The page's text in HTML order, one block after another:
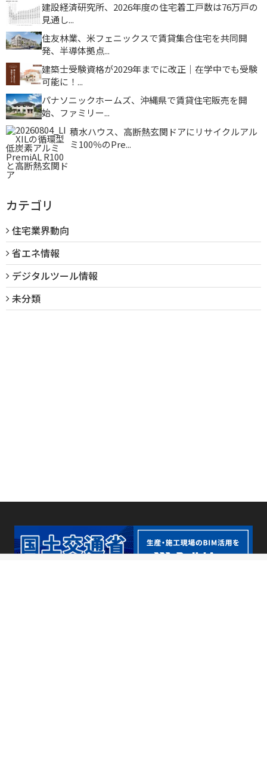
建設経済研究所、2026年度の住宅着工戸数は76万戸の
見通し...
住友林業、米フェニックスで賃貸集合住宅を共同開
発、半導体拠点...
建築士受験資格が2029年までに改正｜在学中でも受験
可能に！...
パナソニックホームズ、沖縄県で賃貸住宅販売を開
始、ファミリー...
積水ハウス、高断熱玄関ドアにリサイクルアル
ミ100％のPre...
カテゴリ
住宅業界動向
省エネ情報
デジタルツール情報
未分類